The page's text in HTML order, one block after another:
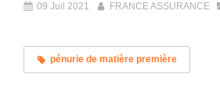
09 Juil 2021 FRANCE ASSURANCE
pénurie de matière première